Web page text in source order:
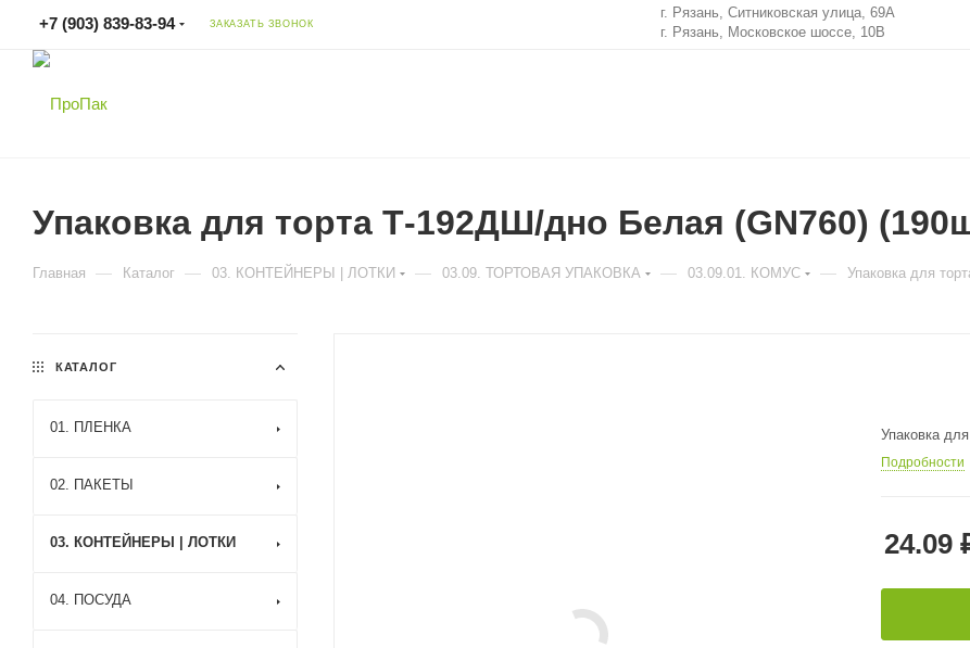
+7 (903) 839-83-94 ЗАКАЗАТЬ ЗВОНОК
г. Рязань, Ситниковская улица, 69А
г. Рязань, Московское шоссе, 10В
Упаковка для торта Т-192ДШ/дно Белая (GN760)
Главная — Каталог — 03. КОНТЕЙНЕРЫ | ЛОТКИ — 03.09. ТОРТОВАЯ УПАКОВКА — 03.09.01. КОМУС — Упаковка для
Упаковка
Подробности
24.09
КАТАЛОГ
01. ПЛЕНКА
02. ПАКЕТЫ
03. КОНТЕЙНЕРЫ | ЛОТКИ
04. ПОСУДА